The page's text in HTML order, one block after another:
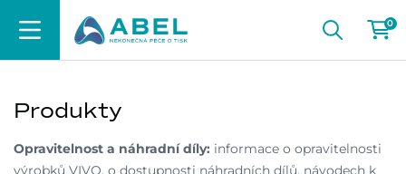
0
Produkty
Opravitelnost a náhradní díly: informace o opravitelnosti
výrobků VIVO, o dostupnosti náhradních dílů, návodech k